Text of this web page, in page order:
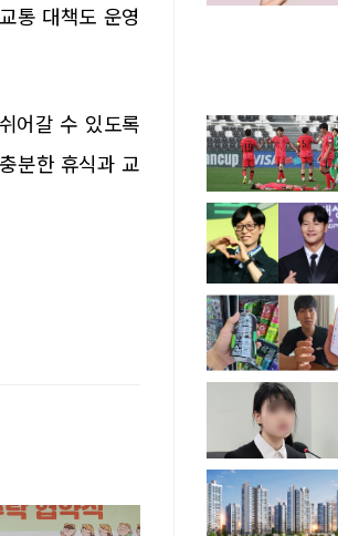
통 대책도 운영
어갈 수 있도록
분한 휴식과 교